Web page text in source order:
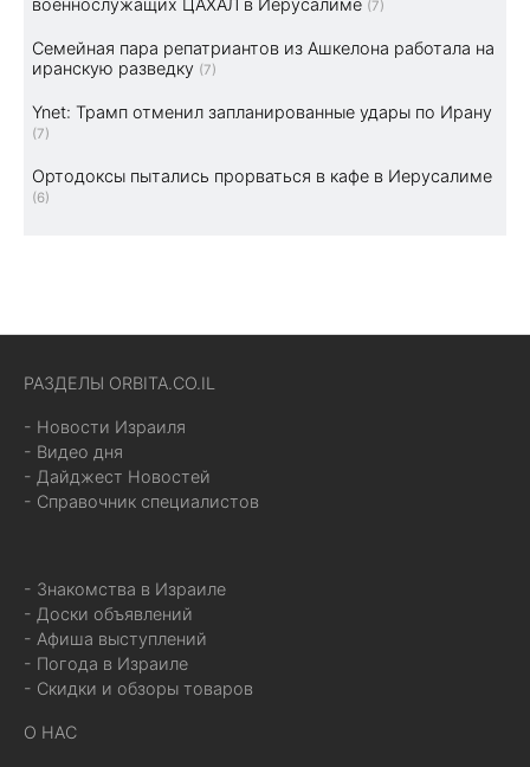
(7)
Семейная пара репатриантов из Ашкелона работала на
иранскую разведку (7)
Ynet: Трамп отменил запланированные удары по Ирану
(7)
Ортодоксы пытались прорваться в кафе в Иерусалиме
(6)
РАЗДЕЛЫ ORBITA.CO.IL
- Новости Израиля
- Видео дня
- Дайджест Новостей
- Справочник специалистов
- Знакомства в Израиле
- Доски объявлений
- Афиша выступлений
- Погода в Израиле
- Скидки и обзоры товаров
О НАС